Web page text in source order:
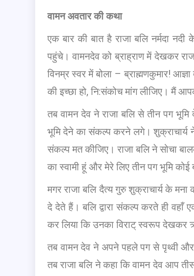
वामन अवतार की कथा
एक बार की बात है राजा बलि नर्मदा
पहुंचे। वामनदेव को ब्राह्राण में देखकर
विनम्र स्वर में बोला – ब्राह्मणकुमार!
की इच्छा हो, नि:संकोच मांग लीजिए। मैं
तब वामन देव ने राजा बलि से तीन पग
भूमि देने का संकल्प करने लगे। शुक्राचार्य
संकल्प मत कीजिए। राजा बलि ने सोचा
का स्वामी हूं और मेरे लिए तीन पग भूमि कोई
मगर राजा बलि दैत्य गुरु शुक्राचार्य के
दे देते हैं। बलि द्वारा संकल्प करते ही वहाँ
कर लिया कि उनका विराट् स्वरूप देखकर
तब वामन देव ने अपने पहले पग से पृथ्वी
तब राजा बलि ने कहा कि वामन देव आप